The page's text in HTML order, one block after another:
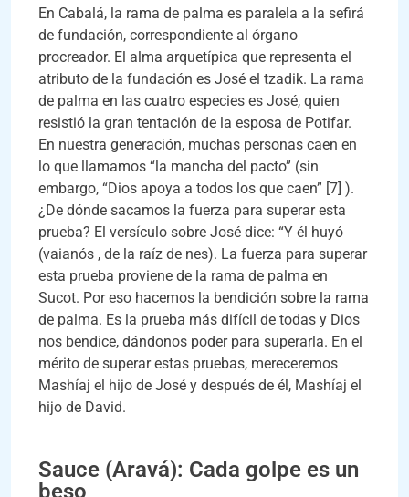
En Cabalá, la rama de palma es paralela a la sefirá
de fundación, correspondiente al órgano
procreador. El alma arquetípica que representa el
atributo de la fundación es José el tzadik. La rama
de palma en las cuatro especies es José, quien
resistió la gran tentación de la esposa de Potifar.
En nuestra generación, muchas personas caen en
lo que llamamos “la mancha del pacto” (sin
embargo, “Dios apoya a todos los que caen” [7] ).
¿De dónde sacamos la fuerza para superar esta
prueba? El versículo sobre José dice: “Y él huyó
(vaianós , de la raíz de nes). La fuerza para superar
esta prueba proviene de la rama de palma en
Sucot. Por eso hacemos la bendición sobre la rama
de palma. Es la prueba más difícil de todas y Dios
nos bendice, dándonos poder para superarla. En el
mérito de superar estas pruebas, mereceremos
Mashíaj el hijo de José y después de él, Mashíaj el
hijo de David.
Sauce (Aravá): Cada golpe es un
beso